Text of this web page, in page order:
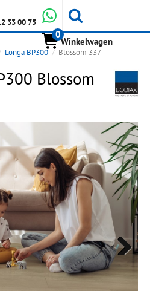
33 00 75 Whatsapp
0
Winkelwagen
Longa BP300 Blossom 337
Blossom
Next
Next